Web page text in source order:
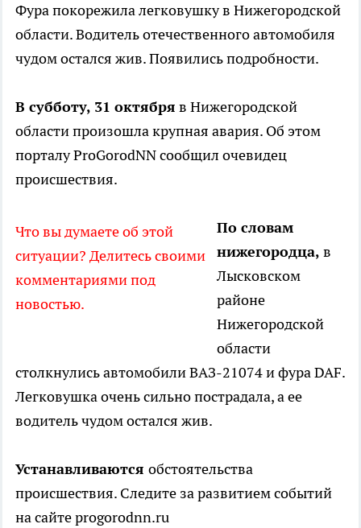
Фура покорежила легковушку в Нижегородской
области. Водитель отечественного автомобиля
чудом остался жив. Появились подробности.
В субботу, 31 октября в Нижегородской
области произошла крупная авария. Об этом
порталу ProGorodNN сообщил очевидец
происшествия.
Что вы думаете об этой
ситуации? Делитесь своими
комментариями под
новостью.
По словам
нижегородца, в
Лысковском
районе
Нижегородской
области
столкнулись автомобили ВАЗ-21074 и фура DAF.
Легковушка очень сильно пострадала, а ее
водитель чудом остался жив.
Устанавливаются обстоятельства
происшествия. Следите за развитием событий
на сайте progorodnn.ru